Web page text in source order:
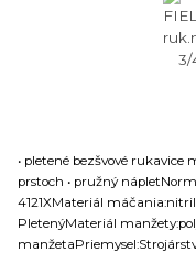
• pletené bezšvové
prstoch • pružný
4121XMateriál
PletenýMateriál